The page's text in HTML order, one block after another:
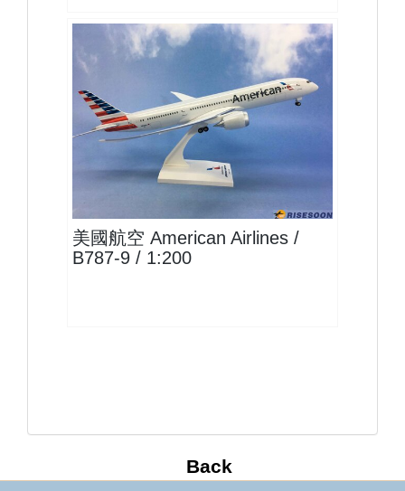
AAL20B789P01
美國航空 American Airlines /
B787-9 / 1:200